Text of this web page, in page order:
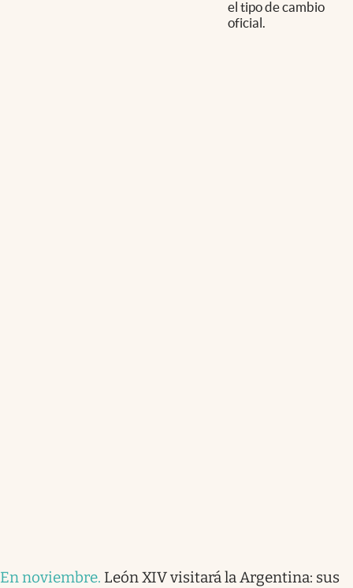
el tipo de cambio
oficial.
En noviembre. León XIV visitará la Argentina: sus